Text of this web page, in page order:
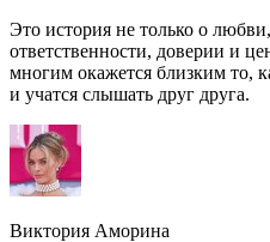
Это история не только о
ответственности, доверии и
многим окажется близким то,
и учатся слышать друг друга.
Виктория Аморина